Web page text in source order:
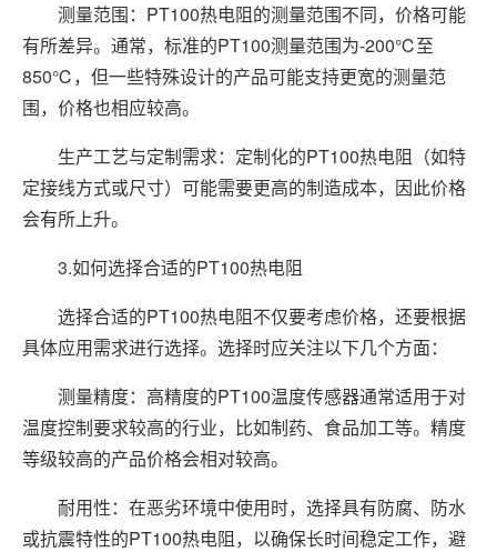
测量范围：PT100热电阻的测量范围不同，价格可能
有所差异。通常，标准的PT100测量范围为-200℃至
850℃，但一些特殊设计的产品可能支持更宽的测量范
围，价格也相应较高。
生产工艺与定制需求：定制化的PT100热电阻（如特
定接线方式或尺寸）可能需要更高的制造成本，因此价格
会有所上升。
3.如何选择合适的PT100热电阻
选择合适的PT100热电阻不仅要考虑价格，还要根据
具体应用需求进行选择。选择时应关注以下几个方面：
测量精度：高精度的PT100温度传感器通常适用于对
温度控制要求较高的行业，比如制药、食品加工等。精度
等级较高的产品价格会相对较高。
耐用性：在恶劣环境中使用时，选择具有防腐、防水
或抗震特性的PT100热电阻，以确保长时间稳定工作，避